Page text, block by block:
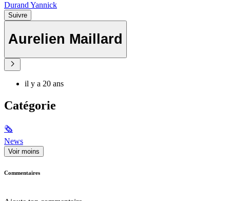
Durand Yannick
Suivre
Aurelien Maillard
il y a 20 ans
Catégorie
🗞
News
Voir moins
Commentaires